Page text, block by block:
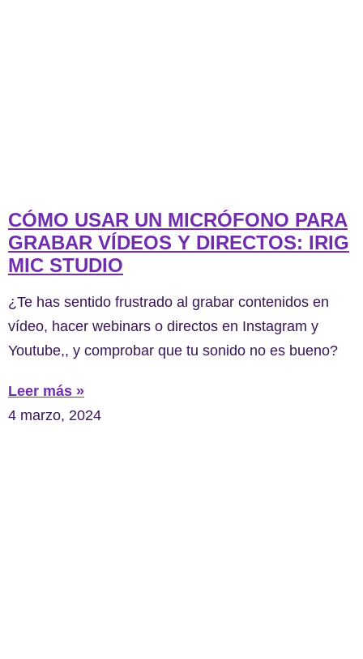
CÓMO USAR UN MICRÓFONO PARA
GRABAR VÍDEOS Y DIRECTOS: IRIG
MIC STUDIO
¿Te has sentido frustrado al grabar contenidos en
vídeo, hacer webinars o directos en Instagram y
Youtube,, y comprobar que tu sonido no es bueno?
Leer más »
4 marzo, 2024